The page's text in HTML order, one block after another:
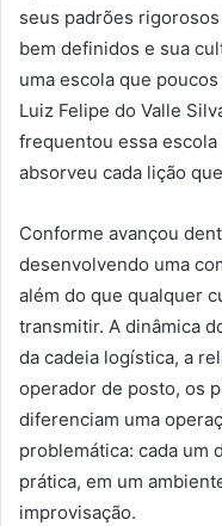
seus padrões
bem definidos e sua
uma escola que
Luiz Felipe do Valle
frequentou essa
absorveu cada lição
Conforme avançou
desenvolvendo uma
além do que qualquer
transmitir. A dinâmica
da cadeia logística, a
operador de posto, os
diferenciam uma
problemática: cada um
prática, em um
improvisação.